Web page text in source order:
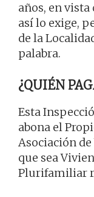
años, en
así lo exige,
de la
palabra.
¿QUIÉN
Esta
abona el
Asociación
que sea
Plurifamiliar